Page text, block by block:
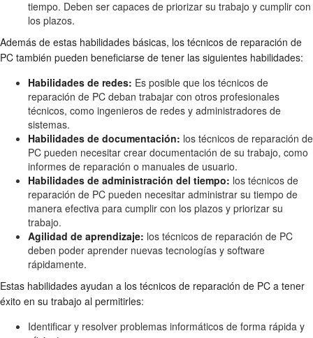
tiempo. Deben ser capaces de priorizar su trabajo y cumplir con
los plazos.
Además de estas habilidades básicas, los técnicos de reparación de
PC también pueden beneficiarse de tener las siguientes habilidades:
Habilidades de redes: Es posible que los técnicos de
reparación de PC deban trabajar con otros profesionales
técnicos, como ingenieros de redes y administradores de
sistemas.
Habilidades de documentación: los técnicos de reparación de
PC pueden necesitar crear documentación de su trabajo, como
informes de reparación o manuales de usuario.
Habilidades de administración del tiempo: los técnicos de
reparación de PC pueden necesitar administrar su tiempo de
manera efectiva para cumplir con los plazos y priorizar su
trabajo.
Agilidad de aprendizaje: los técnicos de reparación de PC
deben poder aprender nuevas tecnologías y software
rápidamente.
Estas habilidades ayudan a los técnicos de reparación de PC a tener
éxito en su trabajo al permitirles:
Identificar y resolver problemas informáticos de forma rápida y